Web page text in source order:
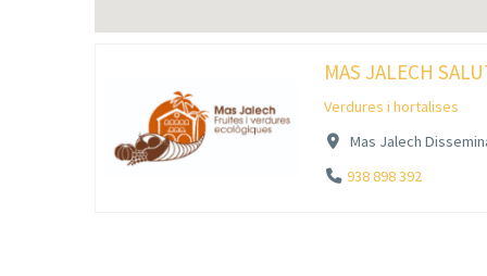
MAS JALECH
Verdures i hortalises
Mas Jalech
938 898 392